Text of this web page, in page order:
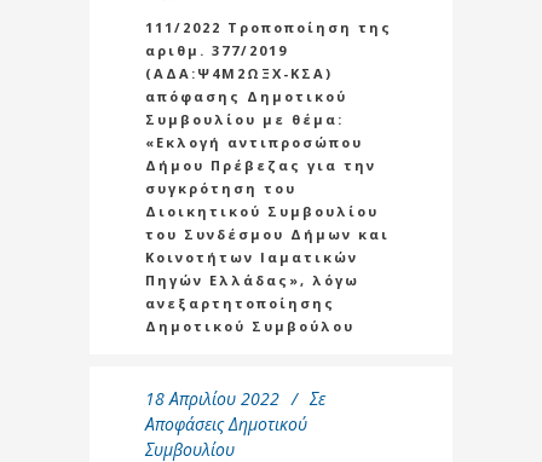
111/2022 Τροποποίηση της
αριθμ. 377/2019
(ΑΔΑ:Ψ4Μ2ΩΞΧ-ΚΣΑ)
απόφασης Δημοτικού
Συμβουλίου με θέμα:
«Εκλογή αντιπροσώπου
Δήμου Πρέβεζας για την
συγκρότηση του
Διοικητικού Συμβουλίου
του Συνδέσμου Δήμων και
Κοινοτήτων Ιαματικών
Πηγών Ελλάδας», λόγω
ανεξαρτητοποίησης
Δημοτικού Συμβούλου
18 Απριλίου 2022
Σε
Αποφάσεις Δημοτικού
Συμβουλίου